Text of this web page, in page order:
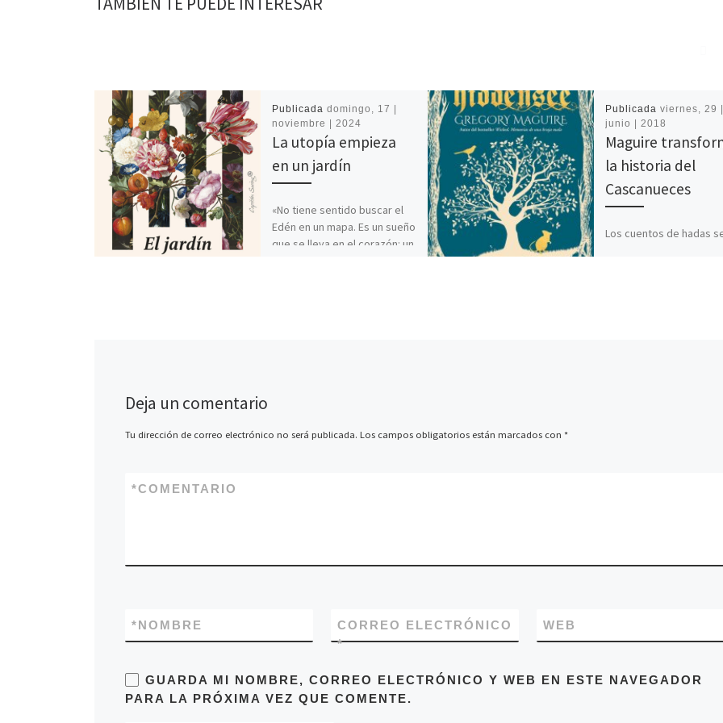
Publicadadomingo, 17 |
noviembre | 2024
La utopía empieza
en un jardín
«No tiene sentido buscar el
Edén en un mapa. Es un sueño
que se lleva en el corazón: un
Publicada viernes, 29 |
junio | 2018
Maguire
la historia del
Cascanueces
Los cuentos de hadas
Deja un comentario
Tu dirección de correo electrónico no será publicada. Los campos obligatorios están marcados con *
COMENTARIO
*
NOMBRE
*
CORREO ELECTRÓNICO
*
WEB
GUARDA MI NOMBRE, CORREO ELECTRÓNICO Y WEB EN ESTE NAVEGADOR
PARA LA PRÓXIMA VEZ QUE COMENTE.